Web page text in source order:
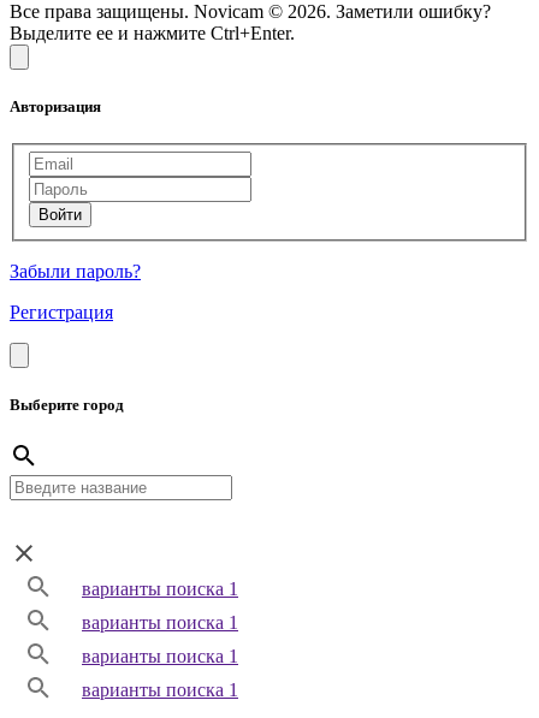
Все права защищены. Novicam © 2026. Заметили ошибку?
Выделите ее и нажмите Ctrl+Enter.
Авторизация
Забыли пароль?
Регистрация
Выберите город
варианты поиска 1
варианты поиска 1
варианты поиска 1
варианты поиска 1